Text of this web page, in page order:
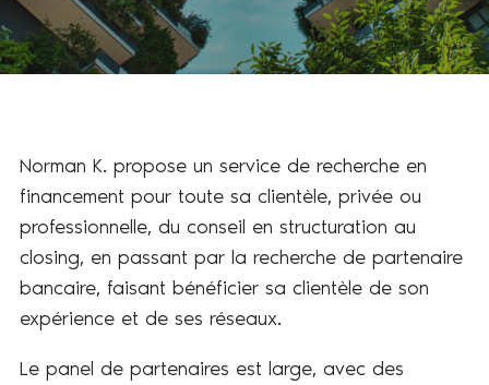
Norman K. propose un service de recherche en
financement pour toute sa clientèle, privée ou
professionnelle, du conseil en structuration au
closing, en passant par la recherche de partenaire
bancaire, faisant bénéficier sa clientèle de son
expérience et de ses réseaux.
Le panel de partenaires est large, avec des